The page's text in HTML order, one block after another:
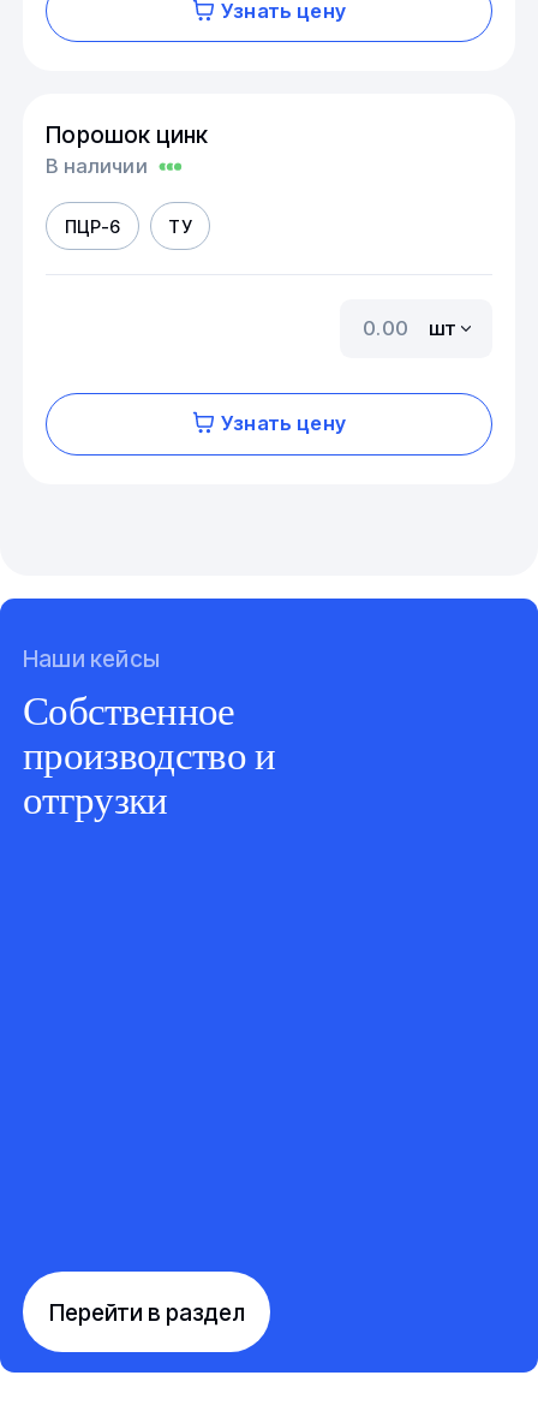
Узнать цену
Порошок цинк
В наличии
ПЦР-6 ТУ
шт
Узнать цену
Наши кейсы
Собственное
производство и
отгрузки
Перейти в раздел